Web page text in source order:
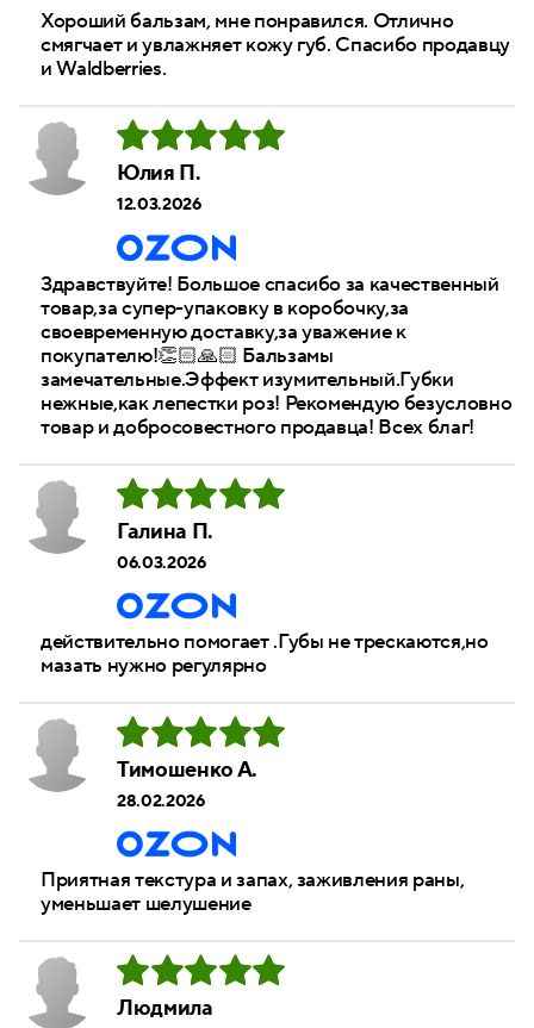
Хороший бальзам, мне понравился. Отлично
смягчает и увлажняет кожу губ. Спасибо продавцу
и Waldberries.
Юлия П.
12.03.2026
Здравствуйте! Большое спасибо за качественный
товар,за супер-упаковку в коробочку,за
своевременную доставку,за уважение к
покупателю!👏🏻🙏🏻 Бальзамы
замечательные.Эффект изумительный.Губки
нежные,как лепестки роз! Рекомендую безусловно
товар и добросовестного продавца! Всех благ!
Галина П.
06.03.2026
действительно помогает .Губы не трескаются,но
мазать нужно регулярно
Тимошенко А.
28.02.2026
Приятная текстура и запах, заживления раны,
уменьшает шелушение
Людмила